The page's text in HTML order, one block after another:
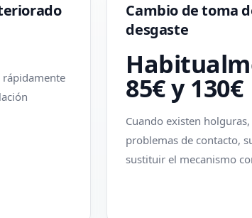
rápidamente
Cambio de toma
desgaste
85€ y 130€
Cuando existen
problemas de contacto,
sustituir el mecanismo